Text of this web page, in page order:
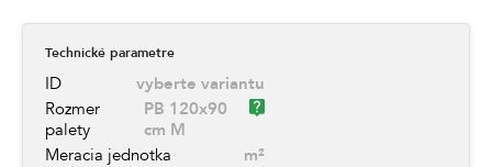
Technické parametre
ID
vyberte variantu
Rozmer
palety
PB 120x90
cm M
Meracia jednotka
m²